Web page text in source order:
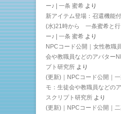
ー♪ | 一条 蜜希 より
新アイテム登場：召還機能
(水)21時から 一条蜜希と行
ー♪ | 一条 蜜希 より
NPCコード公開｜女性教職
会や教職員などのアバター
プト研究所 より
(更新)｜NPCコード公開｜
モ：生徒会や教職員などの
スクリプト研究所 より
(更新)｜NPCコード公開｜